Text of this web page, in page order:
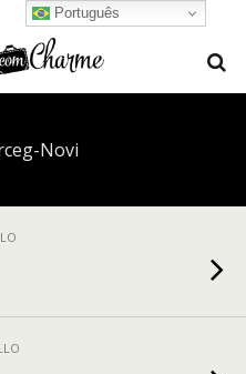
Novi
Português